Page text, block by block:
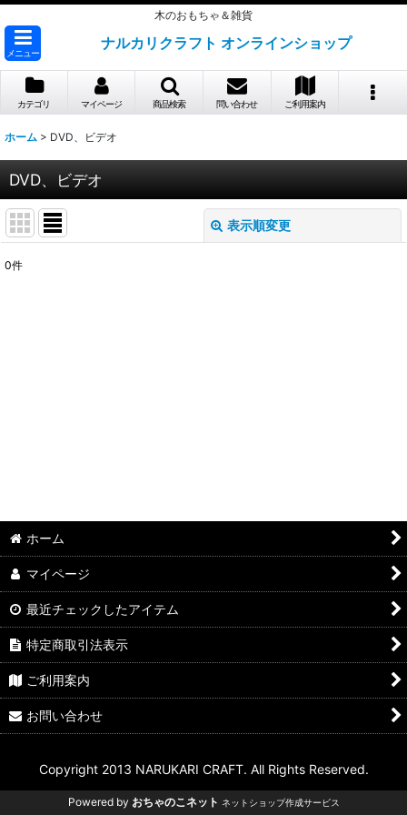
木のおもちゃ＆雑貨
メニュー
ナルカリクラフト オンラインショップ
カテゴリ マイページ 商品検索 問い合わせ ご利用案内
ホーム > DVD、ビデオ
DVD、ビデオ
表示順変更
0件
ホーム
マイページ
最近チェックしたアイテム
特定商取引法表示
ご利用案内
お問い合わせ
Copyright 2013 NARUKARI CRAFT. All Rights Reserved.
Powered by おちゃのこネット ネットショップ作成サービス